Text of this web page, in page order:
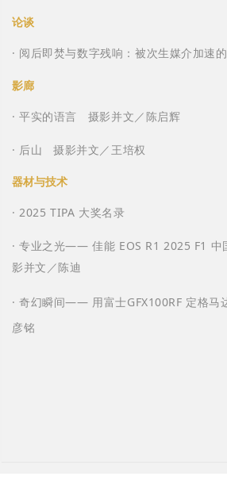
论谈
· 阅后即焚与数字残响：被次生媒介加速
影廊
· 平实的语言 摄影并文／陈启辉
· 后山 摄影并文／王培权
器材与技术
· 2025 TIPA 大奖名录
· 专业之光―― 佳能 EOS R1 2025 F1 中
影并文／陈迪
· 奇幻瞬间―― 用富士GFX100RF 定格马
彦铭